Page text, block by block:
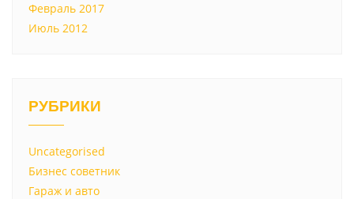
Февраль 2017
Июль 2012
РУБРИКИ
Uncategorised
Бизнес советник
Гараж и авто